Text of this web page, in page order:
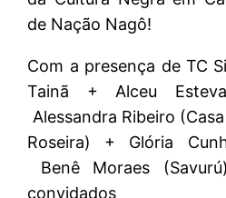
de Nação Nagô!
Com a presença de TC
Tainã + Alceu
Alessandra Ribeiro
Roseira) + Glória
Benê Moraes
convidados